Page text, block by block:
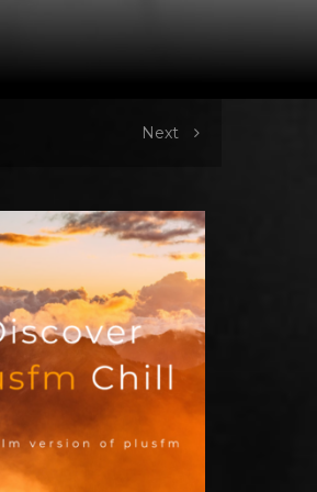
Next